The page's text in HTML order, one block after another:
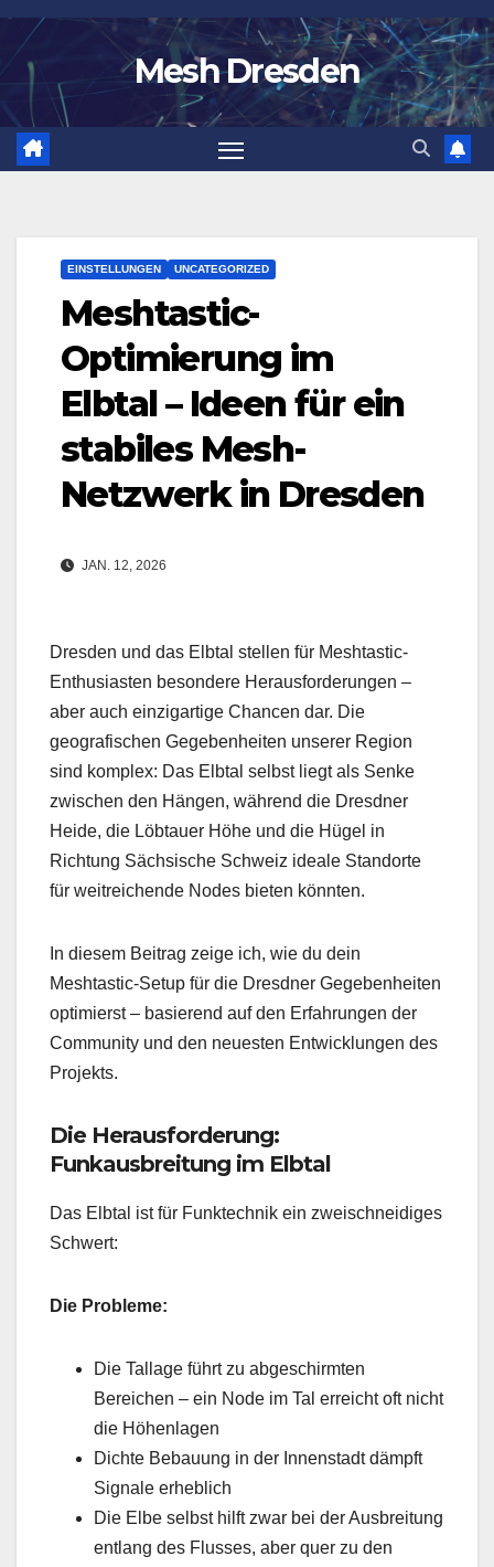
Zum
Inhalt
springen
Mesh Dresden
EINSTELLUNGEN UNCATEGORIZED
Meshtastic-
Optimierung im
Elbtal – Ideen für ein
stabiles Mesh-
Netzwerk in Dresden
JAN. 12, 2026
Dresden und das Elbtal stellen für Meshtastic-
Enthusiasten besondere Herausforderungen –
aber auch einzigartige Chancen dar. Die
geografischen Gegebenheiten unserer Region
sind komplex: Das Elbtal selbst liegt als Senke
zwischen den Hängen, während die Dresdner
Heide, die Löbtauer Höhe und die Hügel in
Richtung Sächsische Schweiz ideale Standorte
für weitreichende Nodes bieten könnten.
In diesem Beitrag zeige ich, wie du dein
Meshtastic-Setup für die Dresdner Gegebenheiten
optimierst – basierend auf den Erfahrungen der
Community und den neuesten Entwicklungen des
Projekts.
Die Herausforderung:
Funkausbreitung im Elbtal
Das Elbtal ist für Funktechnik ein zweischneidiges
Schwert:
Die Probleme:
Die Tallage führt zu abgeschirmten
Bereichen – ein Node im Tal erreicht oft nicht
die Höhenlagen
Dichte Bebauung in der Innenstadt dämpft
Signale erheblich
Die Elbe selbst hilft zwar bei der Ausbreitung
entlang des Flusses, aber quer zu den